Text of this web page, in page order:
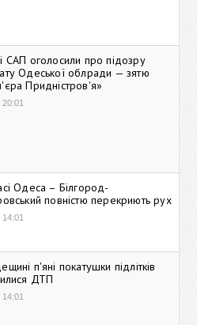
САП оголосили про підозру
Одеської облради — зятю
Придністров'я»
Одеса – Білгород-
повністю перекриють рух
п'яні покатушки підлітків
ДТП